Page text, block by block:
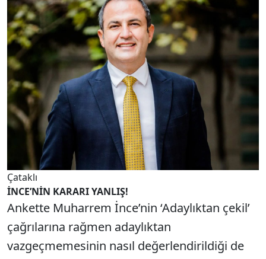
Çataklı
İNCE’NİN KARARI YANLIŞ!
Ankette Muharrem İnce’nin ‘Adaylıktan çekil’
çağrılarına rağmen adaylıktan
vazgeçmemesinin nasıl değerlendirildiği de